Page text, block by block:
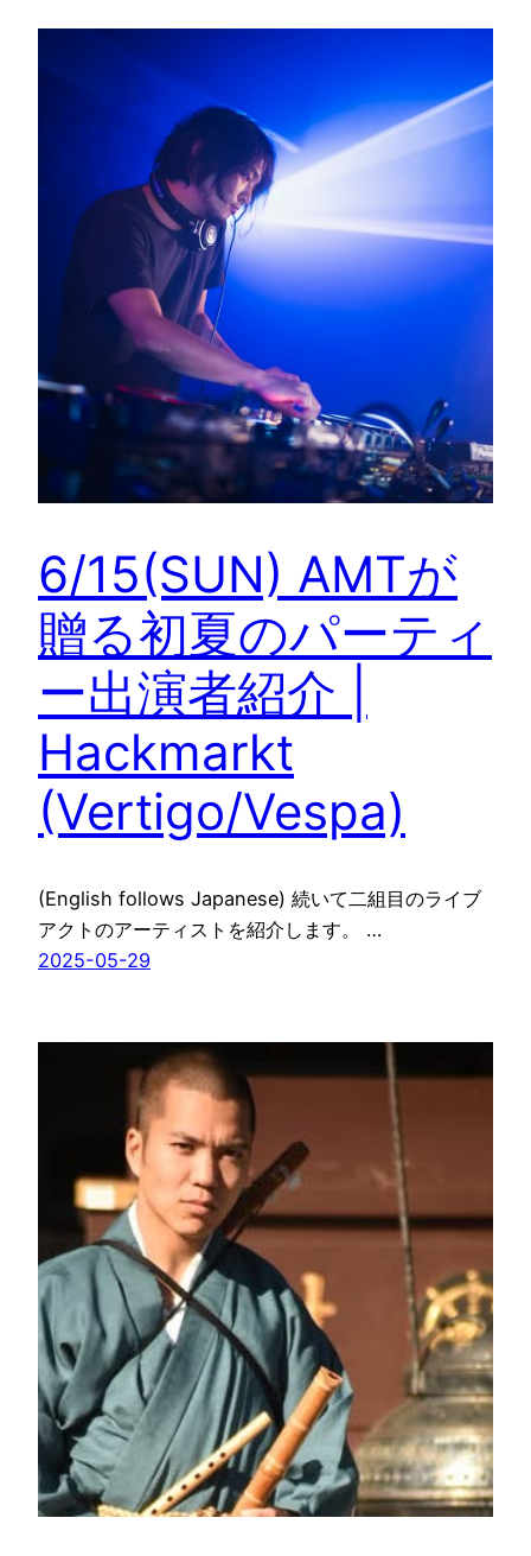
6/15(SUN) AMTが
贈る初夏のパーティ
ー出演者紹介 |
Hackmarkt
(Vertigo/Vespa)
(English follows Japanese) 続いて二組目のライブ
アクトのアーティストを紹介します。 …
2025-05-29